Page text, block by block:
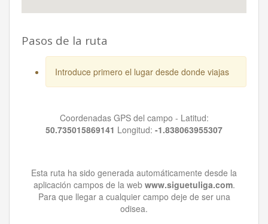
Pasos de la ruta
Introduce primero el lugar desde donde viajas
Coordenadas GPS del campo - Latitud:
50.735015869141 Longitud: -1.838063955307
Esta ruta ha sido generada automáticamente desde la
aplicación campos de la web www.siguetuliga.com.
Para que llegar a cualquier campo deje de ser una
odisea.